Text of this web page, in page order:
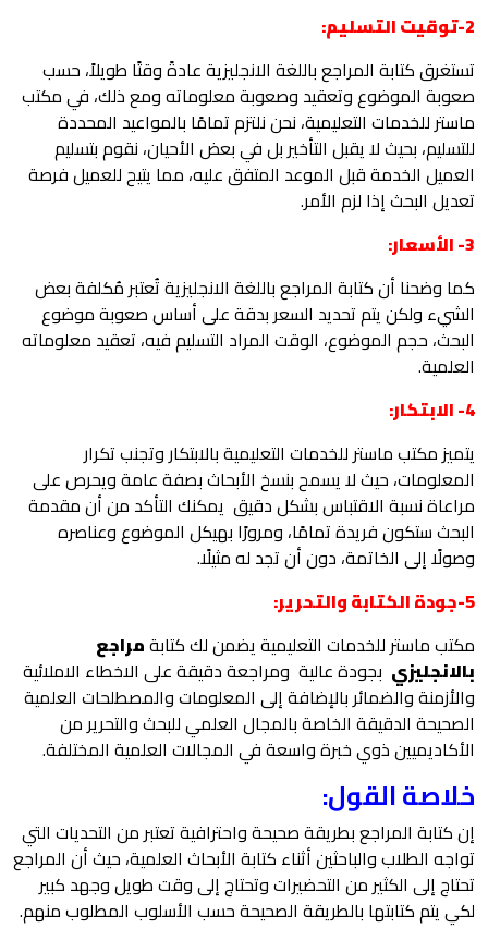
2-توقيت التسليم:
تستغرق كتابة المراجع باللغة الانجليزية عادةً وقتًا طويلاً، حسب
صعوبة الموضوع وتعقيد وصعوبة معلوماته ومع ذلك، في مكتب
ماستر للخدمات التعليمية، نحن نلتزم تمامًا بالمواعيد المحددة
للتسليم، بحيث لا يقبل التأخير بل في بعض الأحيان، نقوم بتسليم
العميل الخدمة قبل الموعد المتفق عليه، مما يتيح للعميل فرصة
تعديل البحث إذا لزم الأمر.
3- الأسعار:
كما وضحنا أن كتابة المراجع باللغة الانجليزية تُعتبر مُكلفة بعض
الشيء ولكن يتم تحديد السعر بدقة على أساس صعوبة موضوع
البحث، حجم الموضوع، الوقت المراد التسليم فيه، تعقيد معلوماته
العلمية.
4- الابتكار:
يتميز مكتب ماستر للخدمات التعليمية بالابتكار وتجنب تكرار
المعلومات، حيث لا يسمح بنسخ الأبحاث بصفة عامة ويحرص على
مراعاة نسبة الاقتباس بشكل دقيق يمكنك التأكد من أن مقدمة
البحث ستكون فريدة تمامًا، ومرورًا بهيكل الموضوع وعناصره
وصولًا إلى الخاتمة، دون أن تجد له مثيلًا.
5-جودة الكتابة والتحرير:
مكتب ماستر للخدمات التعليمية يضمن لككتابةمراجع
بالانجليزي بجودة عالية ومراجعة دقيقة على الاخطاء الاملائية
والأزمنة والضمائر بالإضافة إلى المعلومات والمصطلحات العلمية
الصحيحة الدقيقة الخاصة بالمجال العلمي للبحث والتحرير من
الأكاديميين ذوي خبرة واسعة في المجالات العلمية المختلفة.
خلاصة القول:
إن كتابة المراجع بطريقة صحيحة واحترافية تعتبر من التحديات التي
تواجه الطلاب والباحثين أثناء كتابة الأبحاث العلمية، حيث أن المراجع
تحتاج إلى الكثير من التحضيرات وتحتاج إلى وقت طويل وجهد كبير
لكي يتم كتابتها بالطريقة الصحيحة حسب الأسلوب المطلوب منهم.